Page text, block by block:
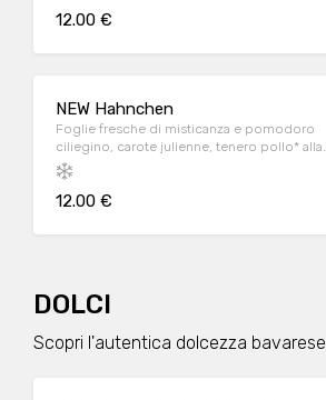
12.00 €
NEW Hahnchen
Foglie fresche di misticanza e pomodoro
ciliegino, carote julienne, tenero pollo* alla
griglia e Salsa Löwengrube
12.00 €
DOLCI
Scopri l'autentica dolcezza bavarese